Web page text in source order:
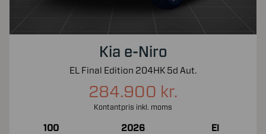
Kia e-Niro
EL Final Edition 204HK 5d Aut.
284.900 kr.
Kontantpris inkl. moms
100
2026
El